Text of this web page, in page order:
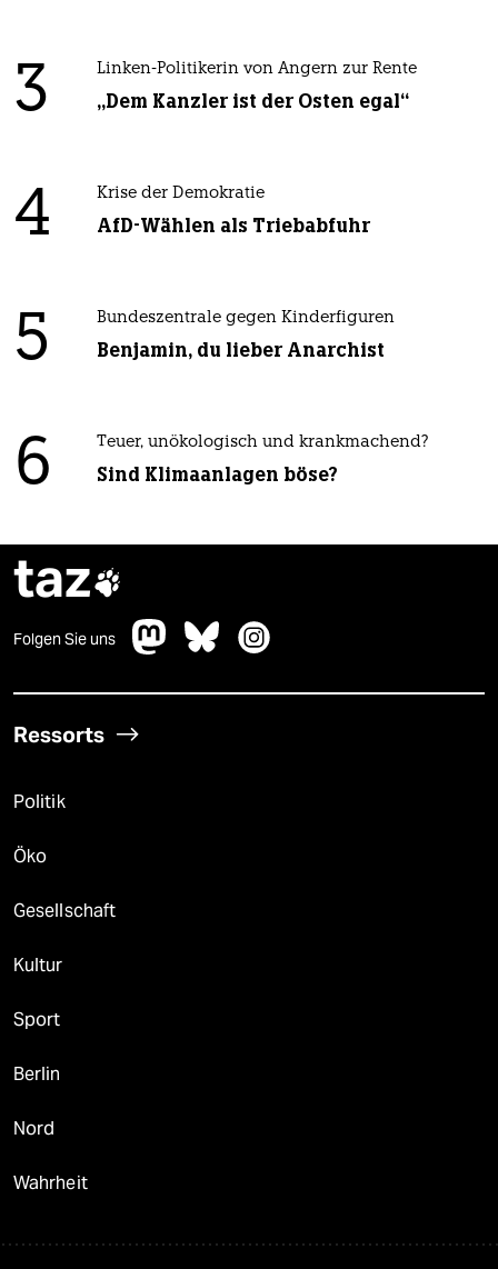
3
Linken-Politikerin von Angern zur Rente
„Dem Kanzler ist der Osten egal“
4 Krise der Demokratie
AfD-Wählen als Triebabfuhr
5 Bundeszentrale gegen Kinderfiguren
Benjamin, du lieber Anarchist
6 Teuer, unökologisch und krankmachend?
Sind Klimaanlagen böse?
taz
Folgen Sie uns
Ressorts
Politik
Öko
Gesellschaft
Kultur
Sport
Berlin
Nord
Wahrheit